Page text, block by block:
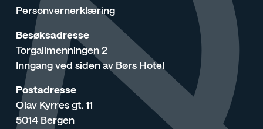
Personvernerklæring
Besøksadresse
Torgallmenningen 2
Inngang ved siden av Børs Hotel
Postadresse
Olav Kyrres gt. 11
5014 Bergen